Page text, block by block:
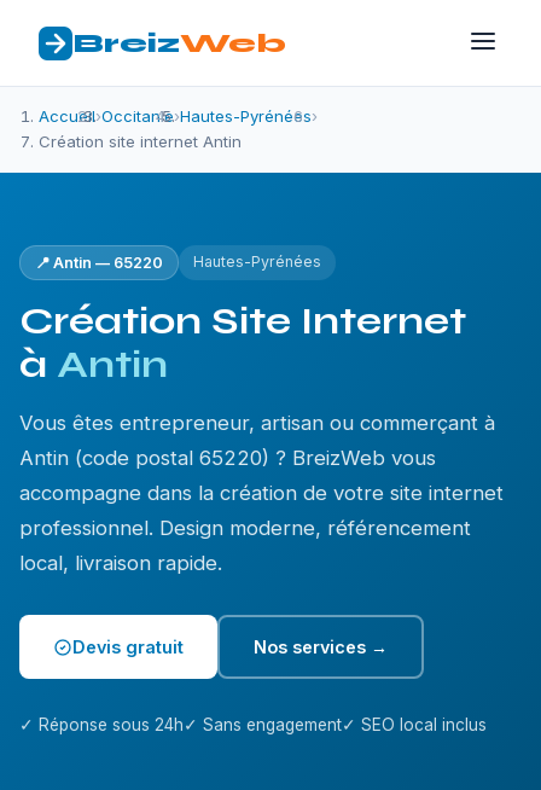
BreizWeb
Accueil›Occitanie›Hautes-Pyrénées›
Création site internet Antin
📍 Antin — 65220 Hautes-Pyrénées
Création Site Internet
à Antin
Vous êtes entrepreneur, artisan ou commerçant à
Antin (code postal 65220) ? BreizWeb vous
accompagne dans la création de votre site internet
professionnel. Design moderne, référencement
local, livraison rapide.
Devis gratuit Nos services →
✓ Réponse sous 24h✓ Sans engagement✓ SEO local inclus